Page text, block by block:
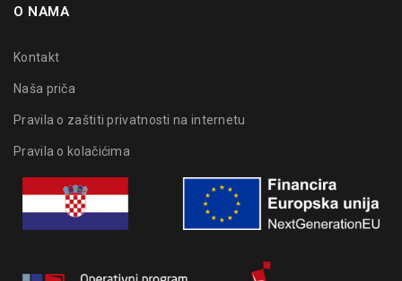
O NAMA
Kontakt
Naša priča
Pravila o zaštiti privatnosti na internetu
Pravila o kolačićima